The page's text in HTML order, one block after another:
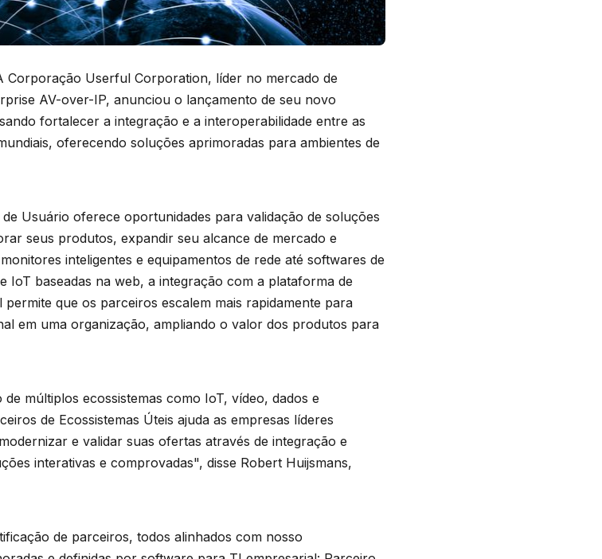
Corporação Userful Corporation, líder no mercado de
AV-over-IP, anunciou o lançamento de seu novo
fortalecer a integração e a interoperabilidade entre as
oferecendo soluções aprimoradas para ambientes de
Usuário oferece oportunidades para validação de soluções
seus produtos, expandir seu alcance de mercado e
inteligentes e equipamentos de rede até softwares de
IoT baseadas na web, a integração com a plataforma de
que os parceiros escalem mais rapidamente para
em uma organização, ampliando o valor dos produtos para
múltiplos ecossistemas como IoT, vídeo, dados e
de Ecossistemas Úteis ajuda as empresas líderes
e validar suas ofertas através de integração e
interativas e comprovadas", disse Robert Huijsmans,
de parceiros, todos alinhados com nosso